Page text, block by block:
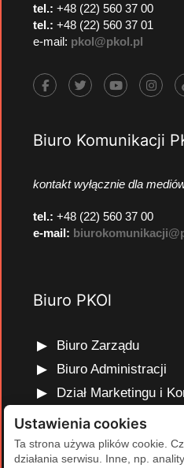
tel.: +48 (22) 560 37 00
tel.: +48 (22) 560 37 01
e-mail: pkol@pkol.pl
Biuro Komunikacji
kontakt wyłącznie dla
tel.: +48 (22) 560 37 00
e-mail:
Biuro PKOl
Biuro Zarządu
Biuro Administracji
Dział Marketingu i
Dział Edukacji
Dział Finansów i
Dział Projektów
Ustawienia cookies
Ta strona używa plików cookie.
działania serwisu. Inne, np.